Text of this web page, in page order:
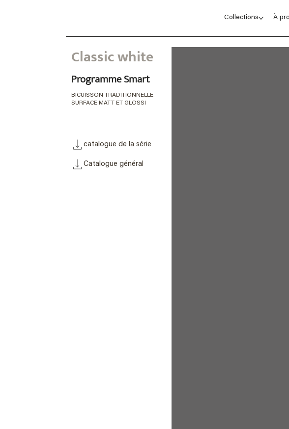
Collections À
Classic white
Programme Smart
BICUISSON TRADITIONNELLE
SURFACE MATT ET GLOSSI
catalogue de la série
Catalogue général